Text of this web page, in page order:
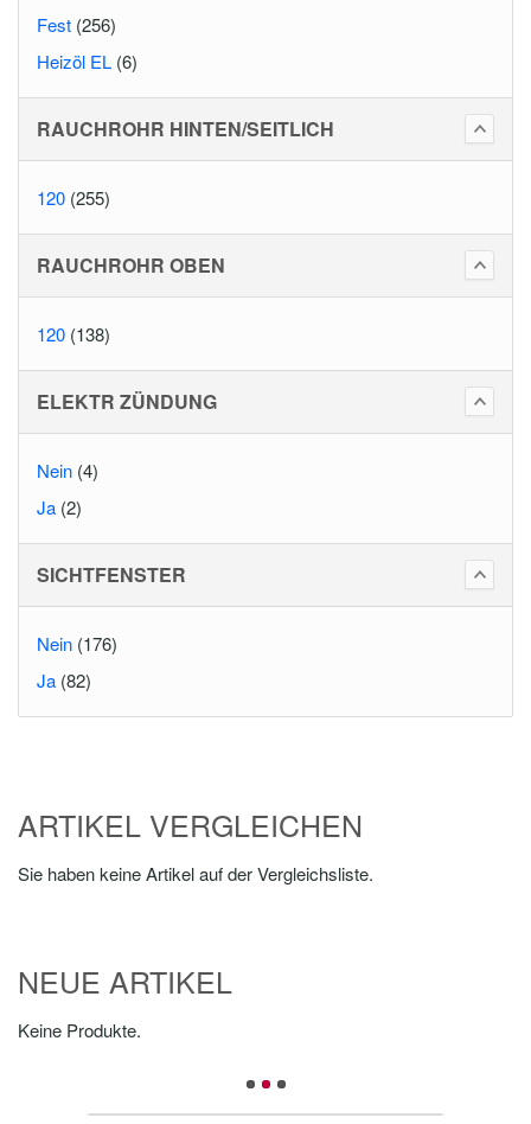
Fest (256)
Heizöl EL (6)
RAUCHROHR HINTEN/SEITLICH
120 (255)
RAUCHROHR OBEN
120 (138)
ELEKTR ZÜNDUNG
Nein (4)
Ja (2)
SICHTFENSTER
Nein (176)
Ja (82)
ARTIKEL VERGLEICHEN
Sie haben keine Artikel auf der Vergleichsliste.
NEUE ARTIKEL
Keine Produkte.